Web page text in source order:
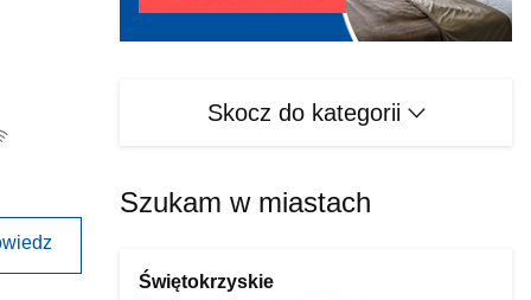
Skocz do kategorii
Szukam w miastach
Świętokrzyskie